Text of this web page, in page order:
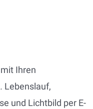
Ihren
Lebenslauf,
und Lichtbild per E-